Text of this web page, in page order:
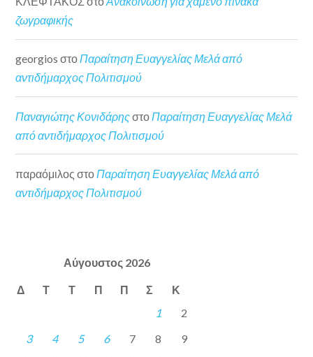
ζωγραφικής
georgios στοΠαραίτηση Ευαγγελίας Μελά από
αντιδήμαρχος Πολιτισμού
Παναγιώτης Κονιδάρηςστο Παραίτηση Ευαγγελίας Μελά
από αντιδήμαρχος Πολιτισμού
παραόμιλος στοΠαραίτηση Ευαγγελίας Μελά από
αντιδήμαρχος Πολιτισμού
Αύγουστος 2026
Δ Τ Τ Π Π Σ Κ
1
2
3
4 5 6 7 8
9